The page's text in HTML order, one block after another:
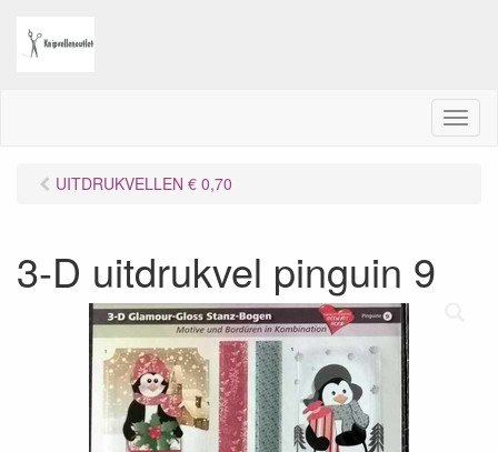
M
e
UITDRUKVELLEN € 0,70
3-D uitdrukvel pinguin 9